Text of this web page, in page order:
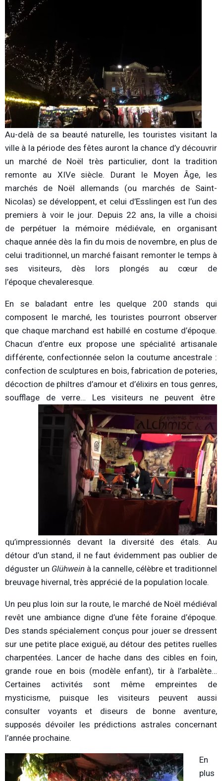
Au-delà de sa beauté naturelle, les touristes visitant la
ville à la période des fêtes auront la chance d’y découvrir
un marché de Noël très particulier, dont la tradition
remonte au XIVe siècle. Durant le Moyen Âge, les
marchés de Noël allemands (ou marchés de Saint-
Nicolas) se développent, et celui d’Esslingen est l’un des
premiers à voir le jour. Depuis 22 ans, la ville a choisi
de perpétuer la mémoire médiévale, en organisant
chaque année dès la fin du mois de novembre, en plus de
celui traditionnel, un marché faisant remonter le temps à
ses visiteurs, dès lors plongés au cœur de
l’époque chevaleresque.
En se baladant entre les quelque 200 stands qui
composent le marché, les touristes pourront observer
que chaque marchand est habillé en costume d’époque.
Chacun d’entre eux propose une spécialité artisanale
différente, confectionnée selon la coutume ancestrale :
confection de sculptures en bois, fabrication de poteries,
décoction de philtres d’amour et d’élixirs en tous genres,
soufflage de verre… Les visiteurs ne peuvent être
qu’impressionnés devant la diversité des étals. Au
détour d’un stand, il ne faut évidemment pas oublier de
déguster un Glühwein à la cannelle, célèbre et traditionnel
breuvage hivernal, très apprécié de la population locale.
Un peu plus loin sur la route, le marché de Noël médiéval
revêt une ambiance digne d’une fête foraine d’époque.
Des stands spécialement conçus pour jouer se dressent
sur une petite place exiguë, au détour des petites ruelles
charpentées. Lancer de hache dans des cibles en foin,
grande roue en bois (modèle enfant), tir à l’arbalète…
Certaines activités sont même empreintes de
mysticisme, puisque les visiteurs peuvent aussi
consulter voyants et diseurs de bonne aventure,
supposés dévoiler les prédictions astrales concernant
l’année prochaine.
En
plus